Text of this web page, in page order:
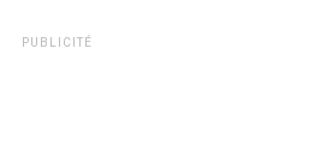
PUBLICITÉ